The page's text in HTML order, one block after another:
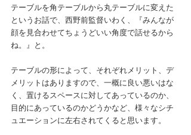
テーブルを角テーブルから丸テーブルに変えた
というお話で、西野前監督いわく、『みんなが
顔を見合わせてちょうどいい角度で話せるから
ね。』と。
テーブルの形によって、それぞれメリット、デ
メリットはありますので、一概に良い悪いはな
く、置けるスペースに対してあっているのか、
目的にあっているのかどうかなど、様々なシチ
ュエーションに左右されてくると思います。